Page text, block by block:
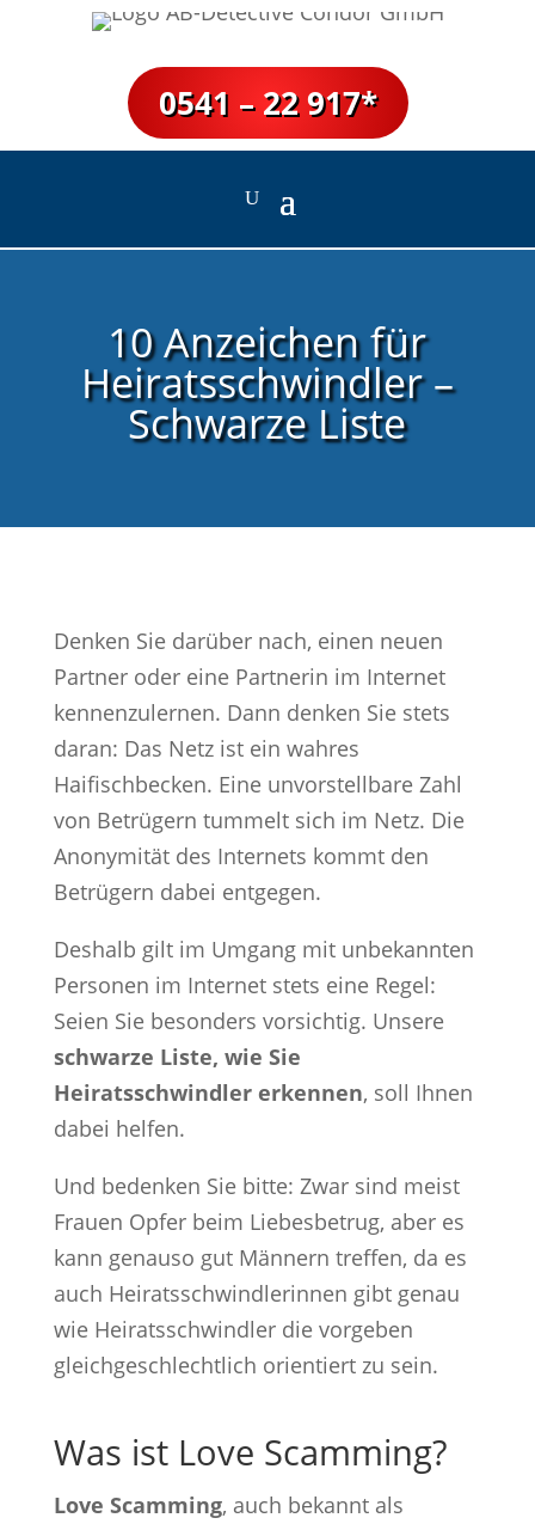
0541 – 22 917*
10 Anzeichen für
Heiratsschwindler –
Schwarze Liste
Denken Sie darüber nach, einen neuen
Partner oder eine Partnerin im Internet
kennenzulernen. Dann denken Sie stets
daran: Das Netz ist ein wahres
Haifischbecken. Eine unvorstellbare Zahl
von Betrügern tummelt sich im Netz. Die
Anonymität des Internets kommt den
Betrügern dabei entgegen.
Deshalb gilt im Umgang mit unbekannten
Personen im Internet stets eine Regel:
Seien Sie besonders vorsichtig. Unsere
schwarze Liste, wie Sie
Heiratsschwindler erkennen, soll Ihnen
dabei helfen.
Und bedenken Sie bitte: Zwar sind meist
Frauen Opfer beim Liebesbetrug, aber es
kann genauso gut Männern treffen, da es
auch Heiratsschwindlerinnen gibt genau
wie Heiratsschwindler die vorgeben
gleichgeschlechtlich orientiert zu sein.
Was ist Love Scamming?
Love Scamming, auch bekannt als